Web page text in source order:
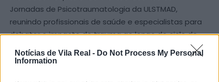
Notícias de Vila Real - Do Not Process My Personal
Information
Jornadas de Psicotraumatologia da ULSTMAD,
reunindo profissionais de saúde e especialistas para
debater o impacto do trauma ao longo do ciclo de